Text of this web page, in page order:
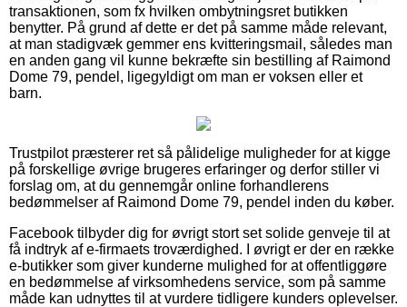
transaktionen, som fx hvilken ombytningsret butikken
benytter. På grund af dette er det på samme måde relevant,
at man stadigvæk gemmer ens kvitteringsmail, således man
en anden gang vil kunne bekræfte sin bestilling af Raimond
Dome 79, pendel, ligegyldigt om man er voksen eller et
barn.
Trustpilot præsterer ret så pålidelige muligheder for at kigge
på forskellige øvrige brugeres erfaringer og derfor stiller vi
forslag om, at du gennemgår online forhandlerens
bedømmelser af Raimond Dome 79, pendel inden du køber.
Facebook tilbyder dig for øvrigt stort set solide genveje til at
få indtryk af e-firmaets troværdighed. I øvrigt er der en række
e-butikker som giver kunderne mulighed for at offentliggøre
en bedømmelse af virksomhedens service, som på samme
måde kan udnyttes til at vurdere tidligere kunders oplevelser.